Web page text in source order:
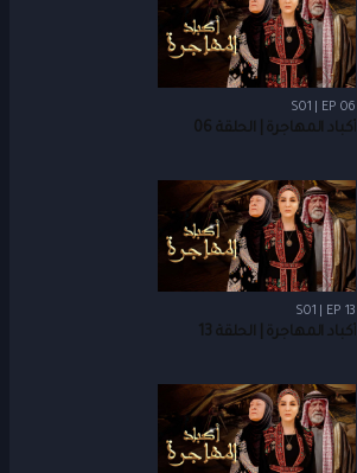
S01 | EP 06
أكباد المهاجرة | الحلقة 06
S01 | EP 13
أكباد المهاجرة | الحلقة 13